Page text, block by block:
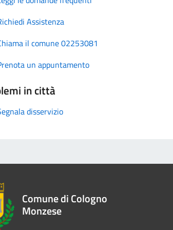
Assistenza
il comune 02253081
un appuntamento
in città
disservizio
Comune di Cologno
Monzese